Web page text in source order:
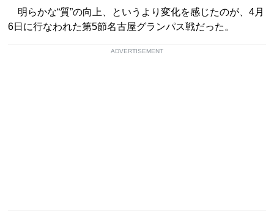
明らかな“質”の向上、というより変化を感じたのが、4月
6日に行なわれた第5節名古屋グランパス戦だった。
ADVERTISEMENT